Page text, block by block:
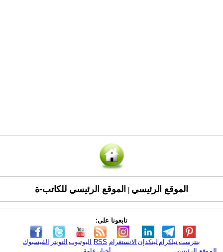
الموقع الرئيسي الموقع الرئيسي للكاتب-ة
تابعونا على:
الفيسبوك التويتر اليوتيوب RSS الانستغرام لينكدإن تيلكرامبنترست